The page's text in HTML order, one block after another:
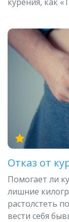
Отказ от
Помогает ли
лишние
растолстеть
вести себя